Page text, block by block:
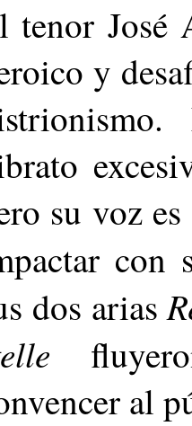
tenor José
y
su voz
con
dos arias
al